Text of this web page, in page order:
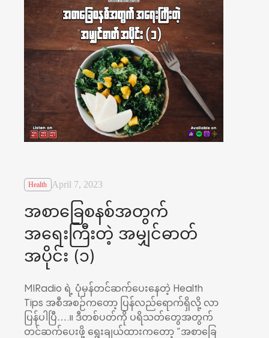
Health April 7, 2023
အစာခြေစနစ်အတွက်
အရေးကြီးတဲ့ အမျှင်ဓာတ်
အပိုင်း (၁)
MIRadio ရဲ့ ပုံမှန်တင်ဆက်ပေးနေတဲ့ Health
Tips အစီအစဉ်ကတော့ ပြန်လည်ရောက်ရှိလို့ လာ
ပြန်ပါပြီ….။ ဒီတစ်ပတ်ကို ပရိသတ်တွေအတွက်
တင်ဆက်ပေးဖို့ ရွေးချယ်ထားကတော့ “အစာခြေ